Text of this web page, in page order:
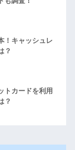
！キャッシュレ
？
トカードを利用
？